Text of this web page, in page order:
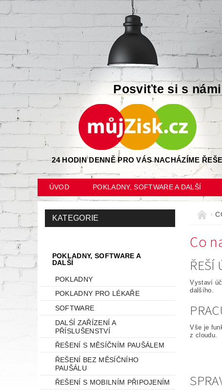
Posviťte si s
24 HODIN DENNĚ PRO VÁS NACHÁZÍME
ÚVOD POKLADNY, SOFTWARE A DALŠÍ
KATEGORIE
POKLADNY, SOFTWARE A
DALŠÍ
POKLADNY
POKLADNY PRO LÉKAŘE
SOFTWARE
DALŚÍ ZAŘÍZENÍ A
PŘÍSLUŠENSTVÍ
ŘEŠENÍ S MĚSÍČNÍM PAUŠÁLEM
ŘEŠENÍ BEZ MĚSÍČNÍHO
PAUŠÁLU
ŘEŠENÍ S MOBILNÍM PŘIPOJENÍM
Co
ŘEŠÍ
Vystaví
dalšího.
Vše je
z cloudu.